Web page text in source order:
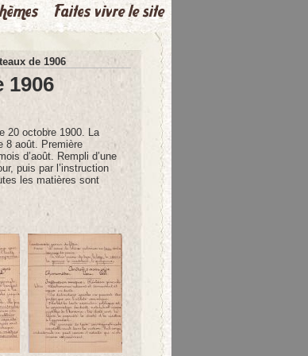
de 1906
1906
20 octobre 1900. La
8 août. Première
d’août. Rempli d’une
puis par l’instruction
les matières sont